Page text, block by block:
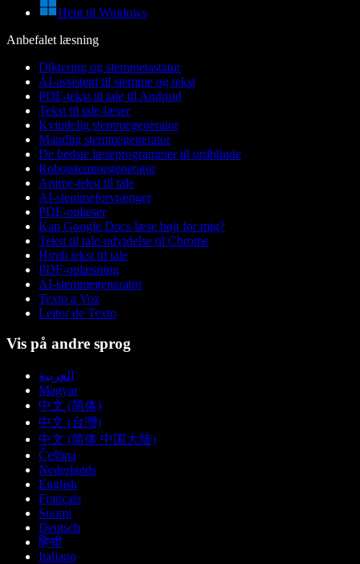
Hent til Windows
Anbefalet læsning
Diktering og stemmetastatur
AI-assistent til stemme og tekst
PDF-tekst til tale til Android
Tekst til tale-læser
Kvindelig stemmegenerator
Mandlig stemmegenerator
De bedste læseprogrammer til ordblinde
Robotstemmegenerator
Anime-tekst til tale
AI-stemmeforvrænger
PDF-oplæser
Kan Google Docs læse højt for mig?
Tekst til tale-udvidelse til Chrome
Hindi tekst til tale
PDF-oplæsning
AI-stemmegenerator
Texto a Voz
Leitor de Texto
Vis på andre sprog
العربية
Magyar
中文 (简体)
中文 (台灣)
中文 (简体 中国大陆)
Čeština
Nederlands
English
Français
Suomi
Deutsch
हिन्दी
Italiano